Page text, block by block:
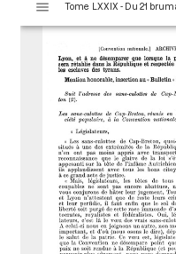
Réactions à la lettre de
Corse, relative aux
[Discussion] pp.64-65
François-Louis Bourdon
s